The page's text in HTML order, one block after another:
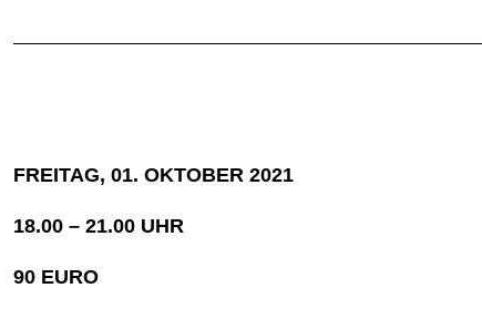
FREITAG, 01. OKTOBER 2021
18.00 – 21.00 UHR
90 EURO